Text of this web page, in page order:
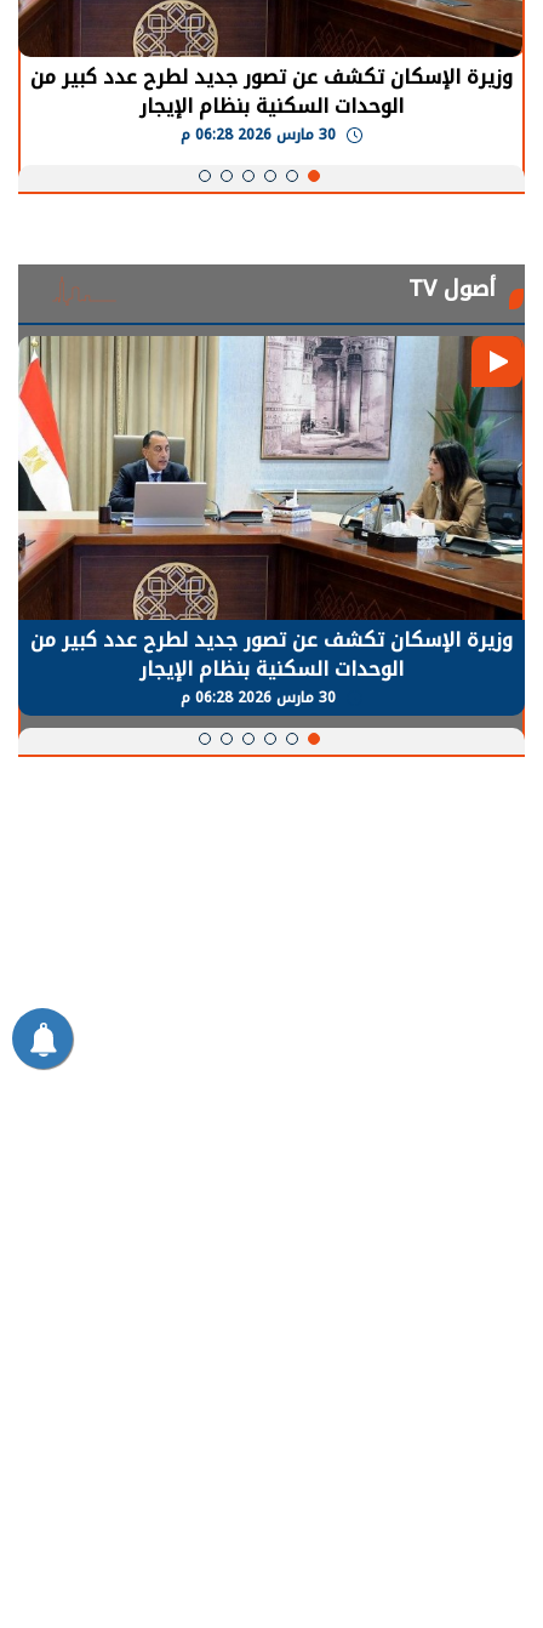
وزيرة الإسكان تكشف عن تصور جديد لطرح عدد كبير من
الوحدات السكنية بنظام الإيجار
أصول TV
وزيرة الإسكان تكشف عن تصور جديد لطرح عدد كبير من
الوحدات السكنية بنظام الإيجار